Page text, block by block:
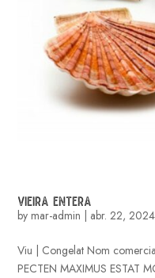
VIEIRA ENTERA
bymar-admin abr. 22, 2024
Viu | Congelat Nom
PECTEN MAXIMUS ESTAT